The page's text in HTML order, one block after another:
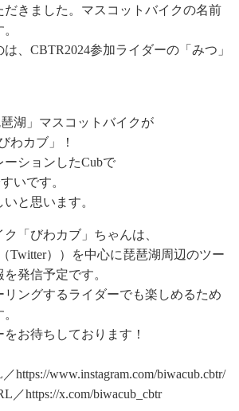
だきました。マスコットバイクの名前
、CBTR2024参加ライダーの「みつ」
湖」マスコットバイクが
わカブ」！
ションしたCubで
いです。
と思います。
「びわカブ」ちゃんは、
Twitter））を中心に琵琶湖周辺のツー
発信予定です。
ングするライダーでも楽しめるため
お待ちしております！
https://www.instagram.com/biwacub.cbtr/
／https://x.com/biwacub_cbtr